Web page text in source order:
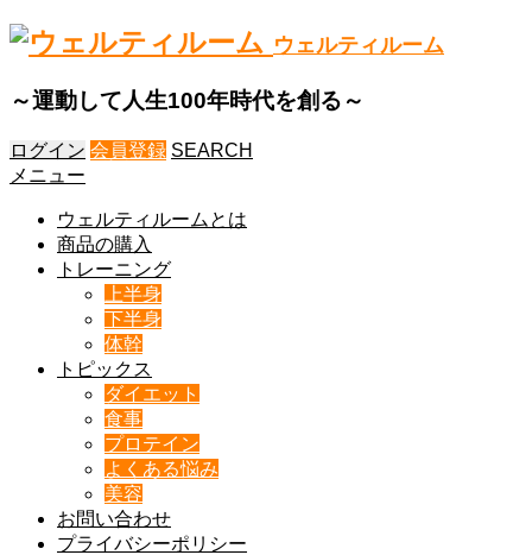
ウェルティルーム
～運動して人生100年時代を創る～
ログイン 会員登録 SEARCH
メニュー
ウェルティルームとは
商品の購入
トレーニング
上半身
下半身
体幹
トピックス
ダイエット
食事
プロテイン
よくある悩み
美容
お問い合わせ
プライバシーポリシー